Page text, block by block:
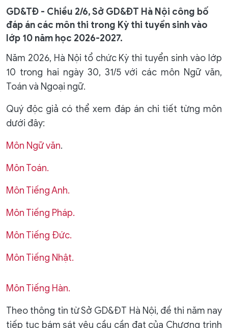
GD&TĐ - Chiều 2/6, Sở GD&ĐT Hà Nội công bố
đáp án các môn thi trong Kỳ thi tuyển sinh vào
lớp 10 năm học 2026-2027.
Năm 2026, Hà Nội tổ chức Kỳ thi tuyển sinh vào lớp
10 trong hai ngày 30, 31/5 với các môn Ngữ văn,
Toán và Ngoại ngữ.
Quý độc giả có thể xem đáp án chi tiết từng môn
dưới đây:
Môn Ngữ văn.
Môn Toán.
Môn Tiếng Anh.
Môn Tiếng Pháp.
Môn Tiếng Đức.
Môn Tiếng Nhật.
Môn Tiếng Hàn.
Theo thông tin từ Sở GD&ĐT Hà Nội, đề thi năm nay
tiếp tục bám sát yêu cầu cần đạt của Chương trình